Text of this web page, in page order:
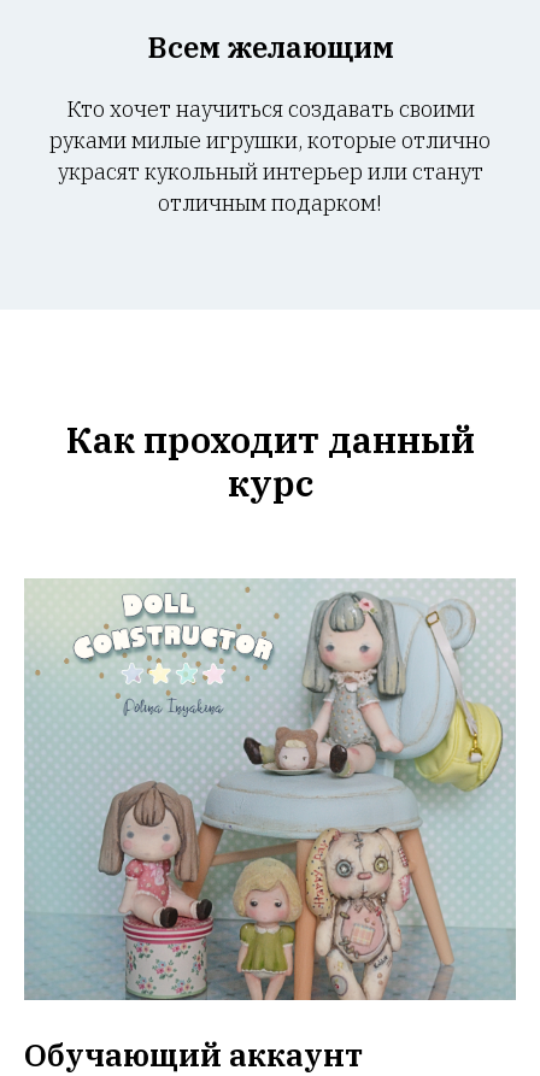
Всем желающим
Кто хочет научиться создавать своими
руками милые игрушки, которые отлично
украсят кукольный интерьер или станут
отличным подарком!
Как проходит данный
курс
Обучающий аккаунт